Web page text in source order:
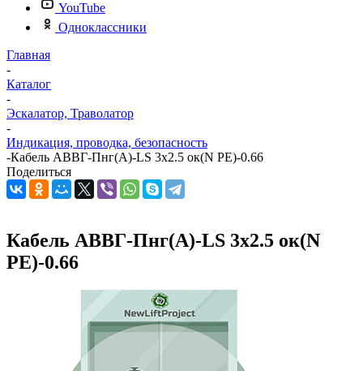
YouTube
Одноклассники
Главная
-
Каталог
-
Эскалатор, Траволатор
-
Индикация, проводка, безопасность
-Кабель АВВГ-Пнг(А)-LS 3х2.5 ок(N PE)-0.66
Поделиться
Кабель АВВГ-Пнг(А)-LS 3х2.5 ок(N
PE)-0.66